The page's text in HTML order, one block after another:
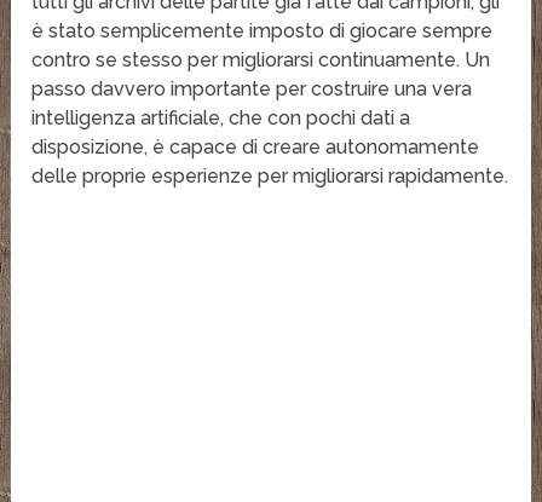
è stato semplicemente imposto di giocare sempre
contro se stesso per migliorarsi continuamente. Un
passo davvero importante per costruire una vera
intelligenza artificiale, che con pochi dati a
disposizione, è capace di creare autonomamente
delle proprie esperienze per migliorarsi rapidamente.